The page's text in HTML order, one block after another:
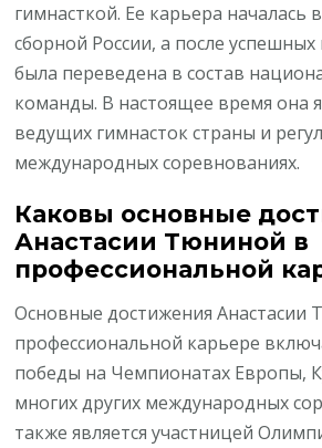
гимнасткой. Ее карьера началась
сборной России, а после
была переведена в состав
команды. В настоящее время она
ведущих гимнасток страны и
международных соревнованиях.
Каковы основные
Анастасии Тюниной в
профессиональной
Основные достижения Анастасии
профессиональной карьере
победы на Чемпионатах Европы,
многих других международных
также является участницей